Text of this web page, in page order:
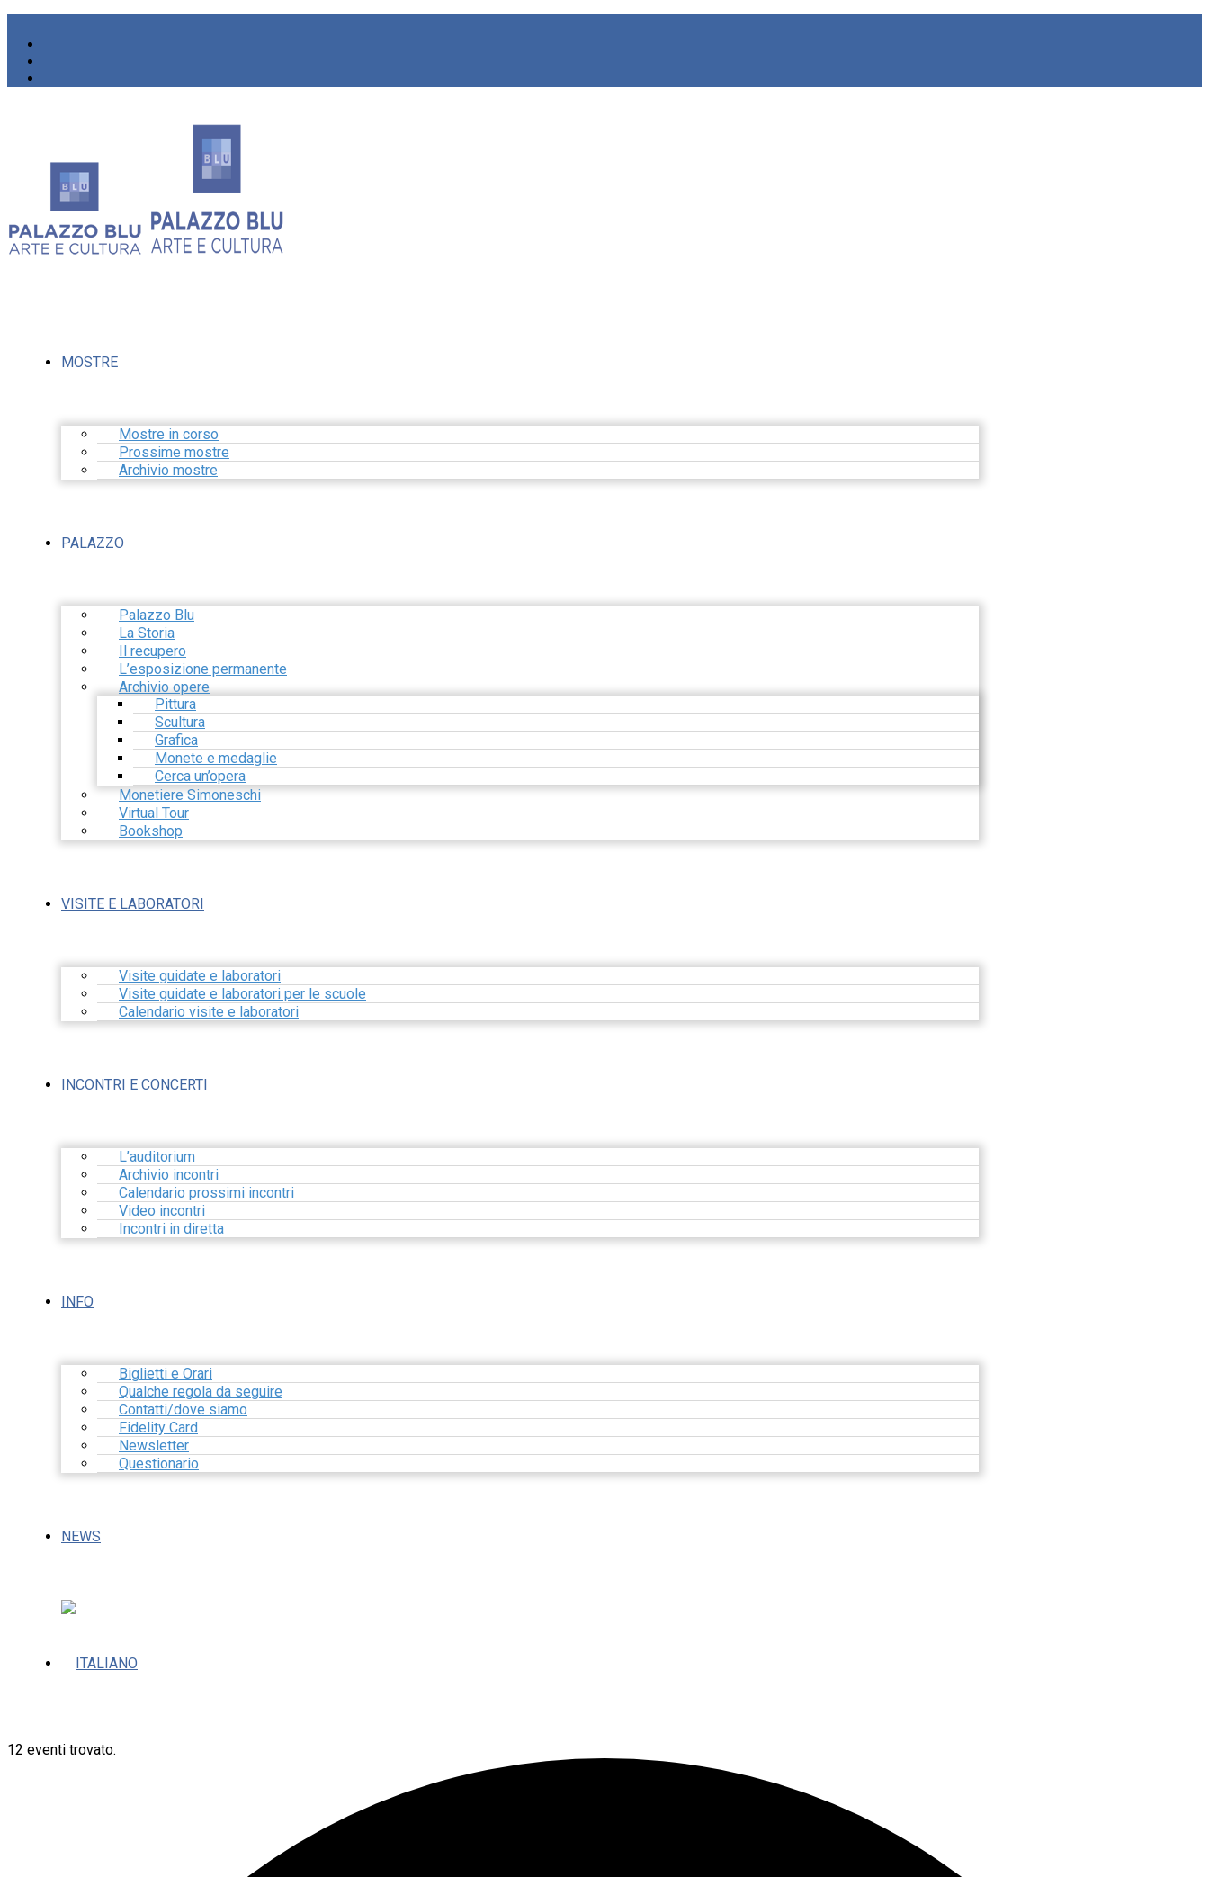
MOSTRE
Mostre in corso
Prossime mostre
Archivio mostre
PALAZZO
Palazzo Blu
La Storia
Il recupero
L’esposizione permanente
Archivio opere
Pittura
Scultura
Grafica
Monete e medaglie
Cerca un’opera
Monetiere Simoneschi
Virtual Tour
Bookshop
VISITE E LABORATORI
Visite guidate e laboratori
Visite guidate e laboratori per le scuole
Calendario visite e laboratori
INCONTRI E CONCERTI
L’auditorium
Archivio incontri
Calendario prossimi incontri
Video incontri
Incontri in diretta
INFO
Biglietti e Orari
Qualche regola da seguire
Contatti/dove siamo
Fidelity Card
Newsletter
Questionario
NEWS
12 eventi trovato.